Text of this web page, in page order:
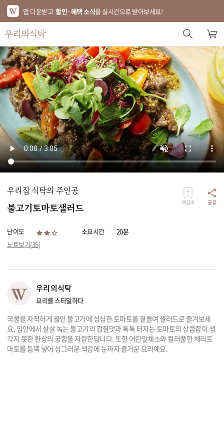
앱 다운받고 할인·혜택 소식을 실시간으로 받아보세요!
스토어 홈
에디터 추천
한정특가
베스트
신상품
기획전
우리집 식탁의 주인공
불고기토마토샐러드 책갈피 공유
난이도 소요시간
20분
노트보기(35)
우리의식탁
요리를 스타일하다
국물을 자작하게 끓인 불고기에 싱싱한 토마토를 곁들여 샐러드로 즐겨보세
요. 입안에서 살살 녹는 불고기의 감칠맛과 톡톡 터지는 토마토의 상큼함이 생
각지 못한 환상의 궁합을 자랑한답니다. 또한 어린잎채소와 컬러풀한 체리토
마토를 듬뿍 넣어 싱그러운 색감에 눈까지 즐거운 요리예요.